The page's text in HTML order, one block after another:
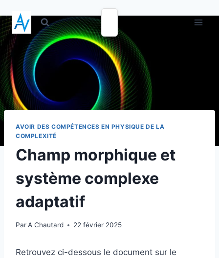
AVOIR DES COMPÉTENCES EN PHYSIQUE DE LA
COMPLEXITÉ
Champ morphique et
système complexe
adaptatif
ParA Chautard 22 février 2025
Retrouvez ci-dessous le document sur le